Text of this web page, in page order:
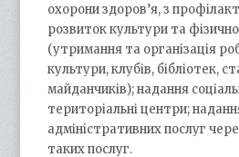
охорони здоров’я, з
розвиток культури та
(утримання та організація
культури, клубів, бібліотек,
майданчиків); надання
територіальні центри;
адміністративних послуг
таких послуг.